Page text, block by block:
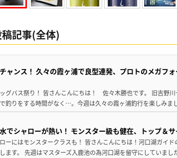
記事(全体)
ャンス！ 久々の霞ヶ浦で良型連発、プロトのメガフ
グバス祭り！ 皆さんこんにちは！ 佐々木勝也です。 旧吉野
釣りをする時間がなく…。今週は久々の霞ヶ浦釣行を楽しみ
水でシャローが熱い！ モンスター級も健在、トップ＆サ
ーにはモンスタークラスも！ 皆さんこんにちは！河口湖ガイド
ます。 先週はマスターズ入鹿池の為河口湖を留守にしていまし